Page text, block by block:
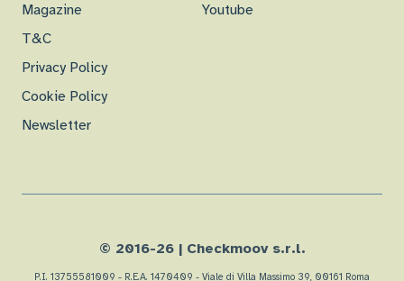
Magazine
T&C
Privacy Policy
Cookie Policy
Newsletter
Youtube
© 2016-26| Checkmoov s.r.l.
P.I. 13755581009 - R.E.A. 1470409 - Viale di Villa Massimo 39, 00161 Roma